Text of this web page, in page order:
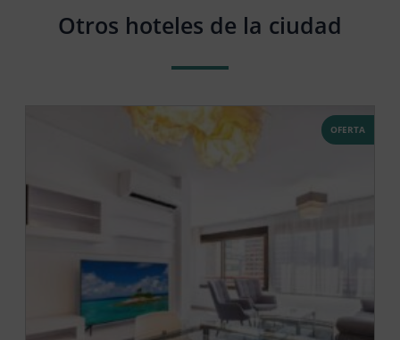
Otros hoteles de la ciudad
OFERTA